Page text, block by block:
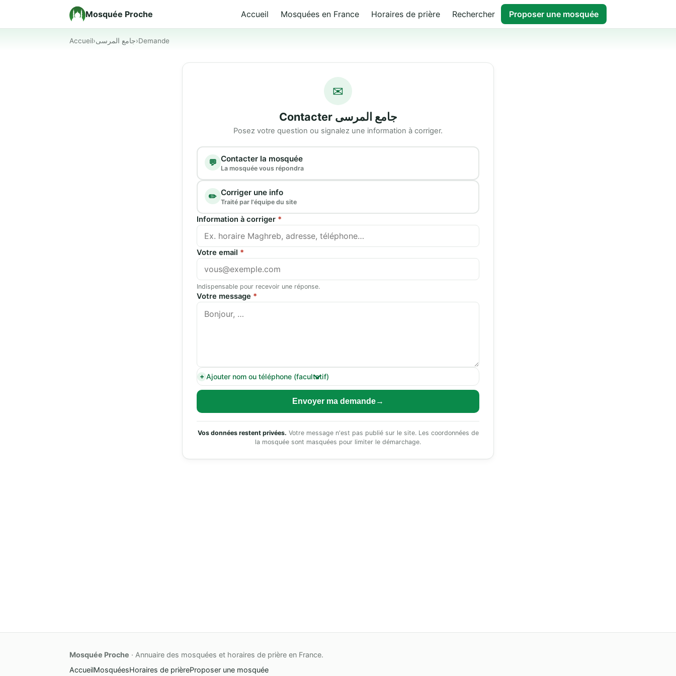
Mosquée Proche Accueil Mosquées en France Horaires de prière Rechercher Proposer une mosquée
Accueil›جامع المرسى›Demande
✉
Contacter جامع المرسى
Posez votre question ou signalez une information à corriger.
Type de demande
💬 Contacter la mosquée
La mosquée vous répondra
✏️ Corriger une info
Traité par l'équipe du site
Information à corriger *
Votre email *
Indispensable pour recevoir une réponse.
Votre message *
Ajouter nom ou téléphone (facultatif)
Envoyer ma demande
Vos données restent privées. Votre message n'est pas publié sur le site. Les coordonnées de
la mosquée sont masquées pour limiter le démarchage.
Mosquée Proche · Annuaire des mosquées et horaires de prière en France.
AccueilMosquéesHoraires de prièreProposer une mosquée